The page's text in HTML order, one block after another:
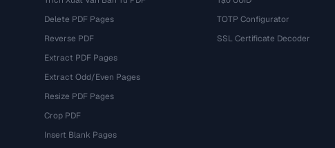
Delete PDF Pages
Reverse PDF
Extract PDF Pages
Extract Odd/Even Pages
Resize PDF Pages
Crop PDF
Insert Blank Pages
TOTP Configurator
SSL Certificate Decoder